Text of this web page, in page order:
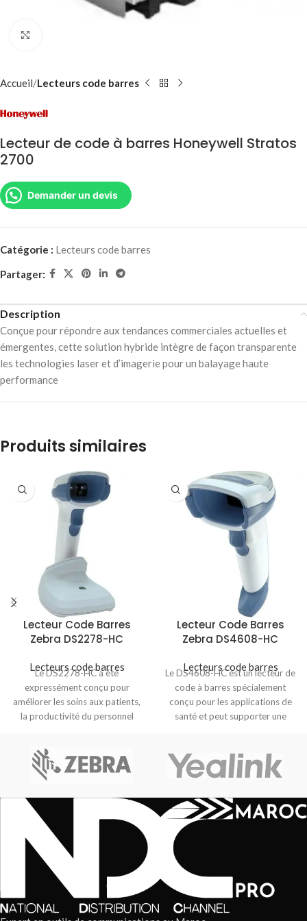
Accueil Lecteurs code barres
Lecteur de code à barres Honeywell Stratos
2700
Demander un devis
Catégorie : Lecteurs code barres
Partager:
Description
Conçue pour répondre aux tendances commerciales actuelles et
émergentes, cette solution hybride intègre de façon transparente
les technologies laser et d’imagerie pour un balayage haute
performance
Produits similaires
Lecteur Code Barres
Zebra DS2278-HC
Lecteurs code barres
Le DS2278-HC a été
expressément conçu pour
améliorer les soins aux patients,
la productivité du personnel
Lecteur Code Barres
Zebra DS4608-HC
Lecteurs code barres
Le DS4608-HC est un lecteur de
code à barres spécialement
conçu pour les applications de
santé et peut supporter une